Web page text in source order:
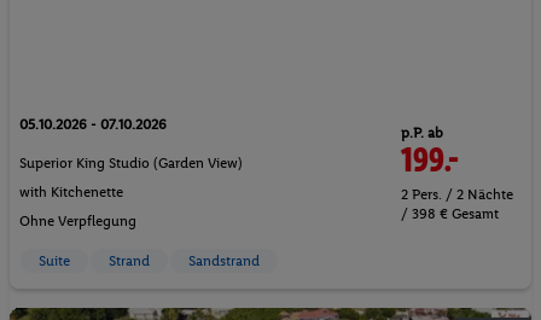
05.10.2026 - 07.10.2026
Superior King Studio (Garden View)
with Kitchenette
Ohne Verpflegung
p.P. ab
199.-
2 Pers. / 2 Nächte
/ 398 € Gesamt
Suite Strand Sandstrand